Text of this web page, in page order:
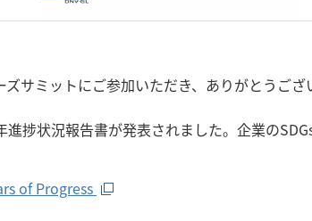
サミットにご参加いただき、ありがとうござ
捗状況報告書が発表されました。企業の
of Progress